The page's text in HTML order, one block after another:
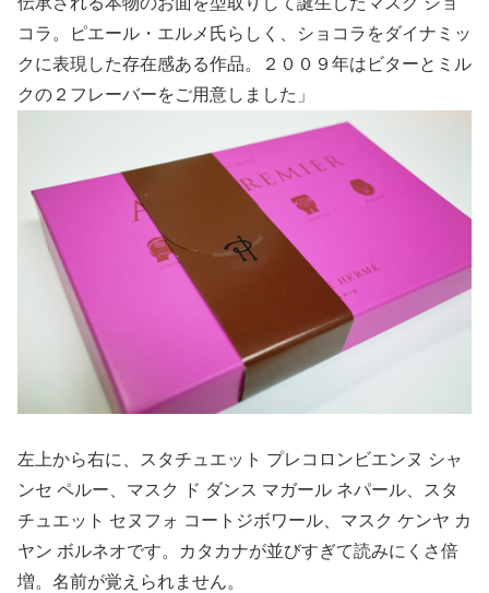
コラ。ピエール・エルメ氏らしく、ショコラをダイナミッ
クに表現した存在感ある作品。２００９年はビターとミル
クの２フレーバーをご用意しました」
左上から右に、スタチュエット プレコロンビエンヌ シャ
ンセ ペルー、マスク ド ダンス マガール ネパール、スタ
チュエット セヌフォ コートジボワール、マスク ケンヤ カ
ヤン ボルネオです。カタカナが並びすぎて読みにくさ倍
増。名前が覚えられません。